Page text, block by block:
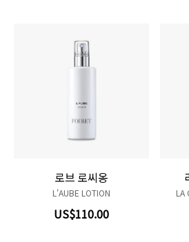
로브 로씨옹
L'AUBE LOTION
US$110.00
LA